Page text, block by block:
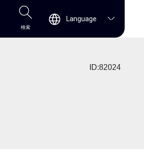
検索
Language
ID:82024